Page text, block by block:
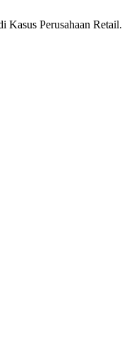
Kasus Perusahaan Retail.